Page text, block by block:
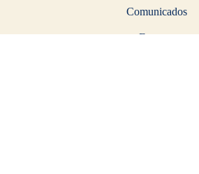
Comunicados
Eventos